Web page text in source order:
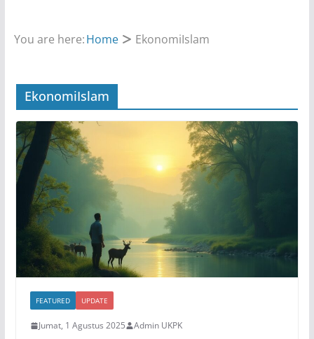
You are here:Home EkonomiIslam
EkonomiIslam
FEATURED UPDATE
Jumat, 1 Agustus 2025 Admin UKPK